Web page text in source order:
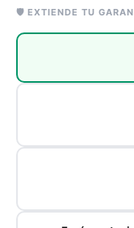
🛡️ EXTIENDE TU